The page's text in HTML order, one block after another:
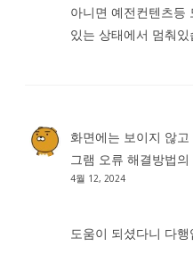
아니면 예전컨텐츠등
있는 상태에서 멈춰
화면에는 보이지 않
그램 오류 해결방법의
4월 12, 2024
도움이 되셨다니 다